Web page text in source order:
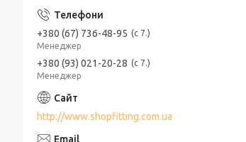
+380 (67) 736-48-95
с 7.
Менеджер
+380 (93) 021-20-28
с 7.
Менеджер
http://www.shopfitting.com.ua